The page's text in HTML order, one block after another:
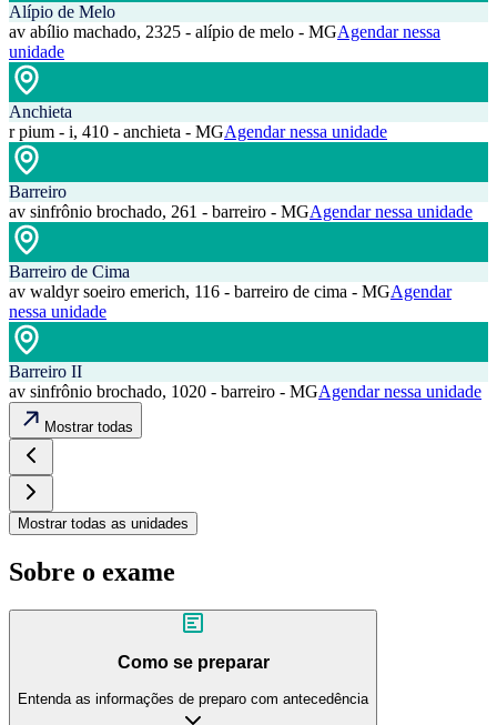
Alípio de Melo
av abílio machado, 2325 - alípio de melo - MGAgendar nessa
unidade
Anchieta
r pium - i, 410 - anchieta - MGAgendar nessa unidade
Barreiro
av sinfrônio brochado, 261 - barreiro - MGAgendar nessa unidade
Barreiro de Cima
av waldyr soeiro emerich, 116 - barreiro de cima - MGAgendar
nessa unidade
Barreiro II
av sinfrônio brochado, 1020 - barreiro - MGAgendar nessa unidade
Mostrar todas
Mostrar todas as unidades
Sobre o exame
Como se preparar
Entenda as informações de preparo com antecedência